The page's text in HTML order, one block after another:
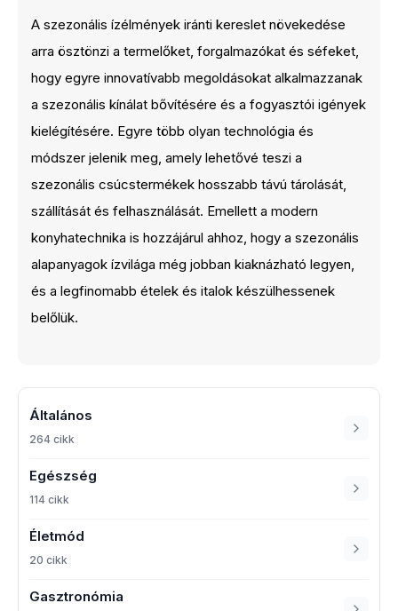
A szezonális ízélmények iránti kereslet növekedése
arra ösztönzi a termelőket, forgalmazókat és séfeket,
hogy egyre innovatívabb megoldásokat alkalmazzanak
a szezonális kínálat bővítésére és a fogyasztói igények
kielégítésére. Egyre több olyan technológia és
módszer jelenik meg, amely lehetővé teszi a
szezonális csúcstermékek hosszabb távú tárolását,
szállítását és felhasználását. Emellett a modern
konyhatechnika is hozzájárul ahhoz, hogy a szezonális
alapanyagok ízvilága még jobban kiaknázható legyen,
és a legfinomabb ételek és italok készülhessenek
belőlük.
Általános
264 cikk
Egészség
114 cikk
Életmód
20 cikk
Gasztronómia